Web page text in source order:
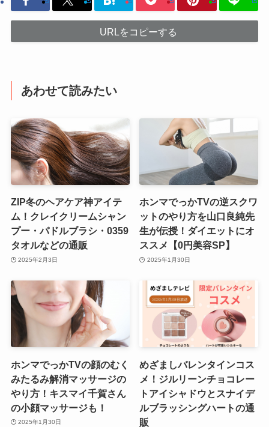
URLをコピーする
あわせて読みたい
ZIP冬のヘアケア神アイテ
ム！クレイクリームシャン
プー・パドルブラシ・0359
タオルなどの通販
2025年2月3日
ホンマでっかTVの逆スクワ
ットのやり方を山口良純先
生が伝授！ダイエットにオ
ススメ【0円美容SP】
2025年1月30日
ホンマでっかTVの顔のむく
みたるみ解消マッサージの
やり方！キスマイ千賀さん
の小顔マッサージも！
2025年1月30日
めざましバレンタインコス
メ！ジルリーンチョコレー
トアイシャドウとスナイデ
ルブラッシングハートの通
販